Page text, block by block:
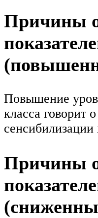
Причины
Повышение
класса говорит
Причины